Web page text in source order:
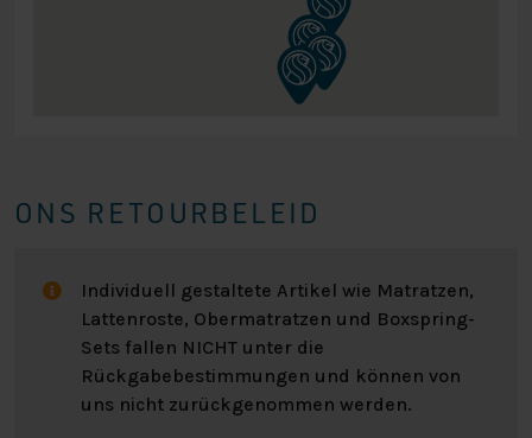
ONS RETOURBELEID
Individuell gestaltete Artikel wie Matratzen,
Lattenroste, Obermatratzen und Boxspring-
Sets fallen NICHT unter die
Rückgabebestimmungen und können von
uns nicht zurückgenommen werden.